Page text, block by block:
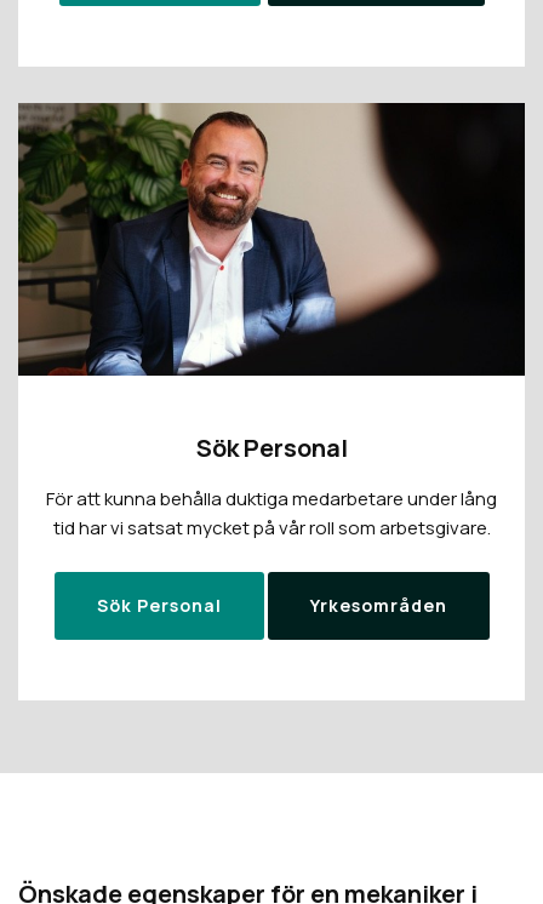
Sök Personal
För att kunna behålla duktiga medarbetare under lång
tid har vi satsat mycket på vår roll som arbetsgivare.
Sök Personal Yrkesområden
Önskade egenskaper för en mekaniker i